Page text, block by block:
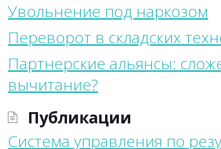
Увольнение под наркозом
Переворот в складских
Партнерские альянсы:
вычитание?
Публикации
Система управления по